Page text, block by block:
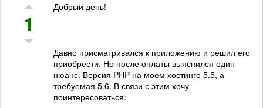
1
Добрый день!
Давно присматривался к приложению и решил его
приобрести. Но после оплаты выяснился один
нюанс. Версия PHP на моем хостинге 5.5, а
требуемая 5.6. В связи с этим хочу
поинтересоваться: